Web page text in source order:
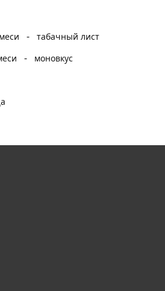
- табачный лист
-
моновкус